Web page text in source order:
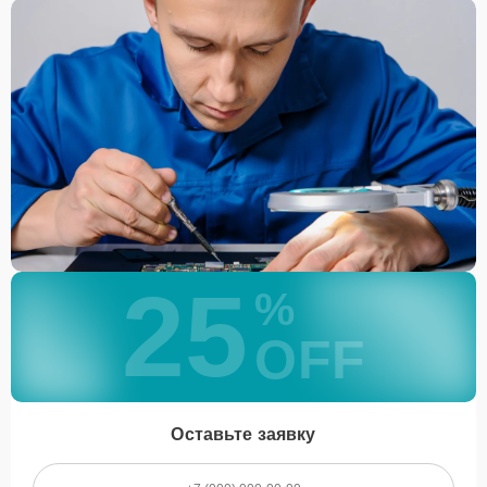
передать аппарат курьеру службы доставки,
дождаться результатов диагностики и принять
решение.
Дождаться оповещения о готовности и забрать
устройство самостоятельно или воспользоваться
курьерской доставкой.
При необходимости клиент может воспользоваться услугой
вызова мастера для проведения диагностики и ремонта в
желаемом месте и удобное время.
Какие предоставляются
гарантии
Каждому клиенту предоставляется гарантия сервиса, которая
распространяется на все виды ремонта, а также на все
используемые запчасти. Гарантия включает в себя срочную
обработку гарантийных случаев и постгарантийное обслуживание.
обновит программное обеспечение совершенно бесплатно. Более
25 %
OFF
Оставьте заявку